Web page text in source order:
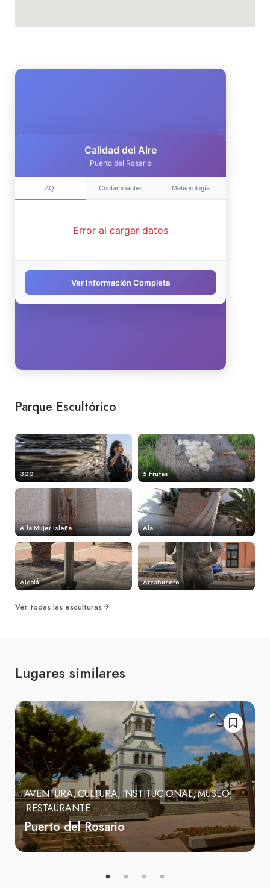
Parque Escultórico
300 5 Frutas
A la Mujer Isleña Ala
Alcalá Arcabucero
Ver todas las esculturas
Lugares similares
AVENTURA CULTURA INSTITUCIONAL MUSEO
RESTAURANTE
Puerto del Rosario